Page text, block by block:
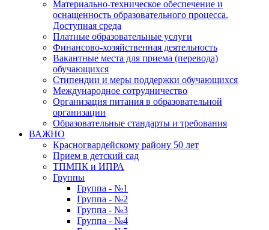
Материально-техническое обеспечение и
оснащенность образовательного процесса.
Доступная среда
Платные образовательные услуги
Финансово-хозяйственная деятельность
Вакантные места для приема (перевода)
обучающихся
Стипендии и меры поддержки обучающихся
Международное сотрудничество
Организация питания в образовательной
организации
Образовательные стандарты и требования
ВАЖНО
Красногвардейскому району 50 лет
Прием в детский сад
ТПМПК и ИПРА
Группы
Группа - №1
Группа - №2
Группа - №3
Группа - №4